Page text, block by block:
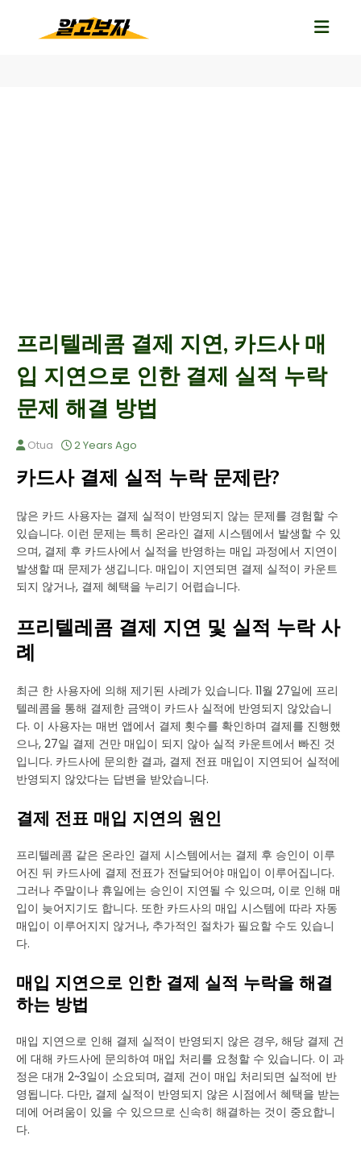
프리텔레콤 결제 지연, 카드사 매
입 지연으로 인한 결제 실적 누락
문제 해결 방법
Otua 2 Years Ago
카드사 결제 실적 누락 문제란?
많은 카드 사용자는 결제 실적이 반영되지 않는 문제를 경험할 수
있습니다. 이런 문제는 특히 온라인 결제 시스템에서 발생할 수 있
으며, 결제 후 카드사에서 실적을 반영하는 매입 과정에서 지연이
발생할 때 문제가 생깁니다. 매입이 지연되면 결제 실적이 카운트
되지 않거나, 결제 혜택을 누리기 어렵습니다.
프리텔레콤 결제 지연 및 실적 누락 사
례
최근 한 사용자에 의해 제기된 사례가 있습니다. 11월 27일에 프리
텔레콤을 통해 결제한 금액이 카드사 실적에 반영되지 않았습니
다. 이 사용자는 매번 앱에서 결제 횟수를 확인하며 결제를 진행했
으나, 27일 결제 건만 매입이 되지 않아 실적 카운트에서 빠진 것
입니다. 카드사에 문의한 결과, 결제 전표 매입이 지연되어 실적에
반영되지 않았다는 답변을 받았습니다.
결제 전표 매입 지연의 원인
프리텔레콤 같은 온라인 결제 시스템에서는 결제 후 승인이 이루
어진 뒤 카드사에 결제 전표가 전달되어야 매입이 이루어집니다.
그러나 주말이나 휴일에는 승인이 지연될 수 있으며, 이로 인해 매
입이 늦어지기도 합니다. 또한 카드사의 매입 시스템에 따라 자동
매입이 이루어지지 않거나, 추가적인 절차가 필요할 수도 있습니
다.
매입 지연으로 인한 결제 실적 누락을 해결
하는 방법
매입 지연으로 인해 결제 실적이 반영되지 않은 경우, 해당 결제 건
에 대해 카드사에 문의하여 매입 처리를 요청할 수 있습니다. 이 과
정은 대개 2~3일이 소요되며, 결제 건이 매입 처리되면 실적에 반
영됩니다. 다만, 결제 실적이 반영되지 않은 시점에서 혜택을 받는
데에 어려움이 있을 수 있으므로 신속히 해결하는 것이 중요합니
다.